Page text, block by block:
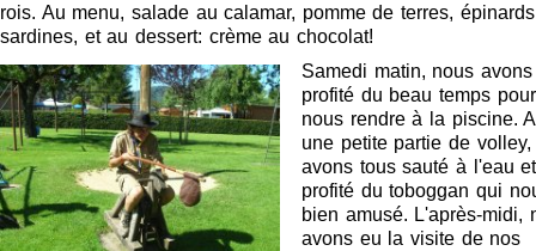
rois. Au menu, salade au calamar, pomme de terres,
sardines, et au dessert: crème au chocolat!
Samedi matin, nous avons
profité du beau temps pour
nous rendre à la piscine.
une petite partie de volley,
avons tous sauté à l'eau et
profité du toboggan qui
bien amusé. L'après-midi,
avons eu la visite de nos